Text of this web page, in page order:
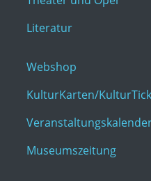
Literatur
Webshop
KulturKarten/
Museumszeitung